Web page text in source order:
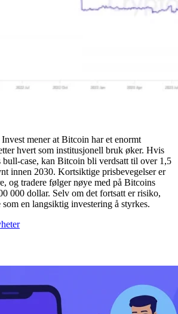
mener at Bitcoin har et enormt
hvert som institusjonell bruk øker. Hvis
case, kan Bitcoin bli verdsatt til over 1,5
innen 2030. Kortsiktige prisbevegelser er
og tradere følger nøye med på Bitcoins
000 dollar. Selv om det fortsatt er risiko,
en langsiktig investering å styrkes.